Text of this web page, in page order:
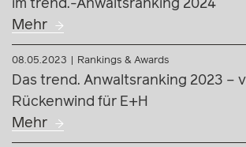
Biologics
Mehr
30.04.2024 Rankings & Awards
Branchenvotum bestätigt: Unsere
im trend.-Anwaltsranking 2024
Mehr